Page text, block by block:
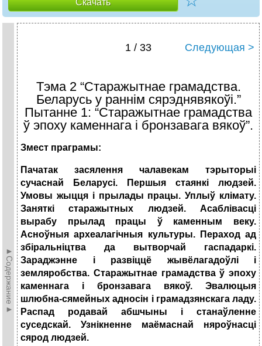
Скачать
►Содержание►
1 / 33 Следующая >
Тэма 2 “Старажытнае грамадства.
Беларусь у раннім сярэднявякоўі.”
Пытанне 1: “Старажытнае грамадства
ў эпоху каменнага і бронзавага вякоў”.
Змест праграмы:
Пачатак засялення чалавекам тэрыторыі
сучаснай Беларусі. Першыя стаянкі людзей.
Умовы жыцця і прылады працы. Уплыў клімату.
Заняткі старажытных людзей. Асаблівасці
вырабу прылад працы ў каменным веку.
Асноўныя археалагічныя культуры. Пераход ад
збіральніцтва да вытворчай гаспадаркі.
Зараджэнне і развіццё жывёлагадоўлі і
земляробства. Старажытнае грамадства ў эпоху
каменнага і бронзавага вякоў. Эвалюцыя
шлюбна-сямейных адносін і грамадзянскага ладу.
Распад родавай абшчыны і станаўленне
суседскай. Узнікненне маёмаснай няроўнасці
сярод людзей.